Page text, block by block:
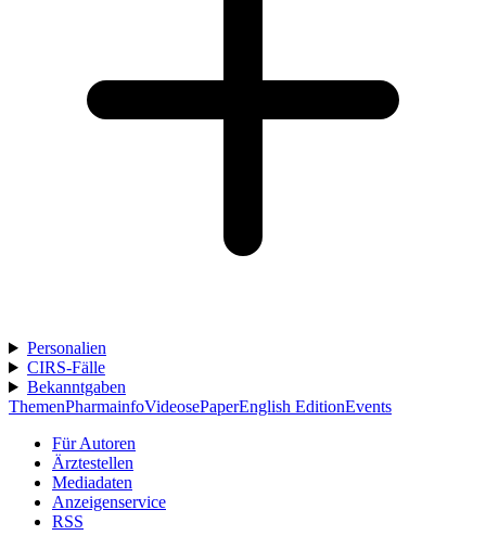
Personalien
CIRS-Fälle
Bekanntgaben
ThemenPharmainfoVideosePaperEnglish EditionEvents
Für Autoren
Ärztestellen
Mediadaten
Anzeigenservice
RSS